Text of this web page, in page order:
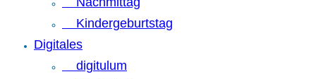
Kindergeburtstag
Digitales
digitulum